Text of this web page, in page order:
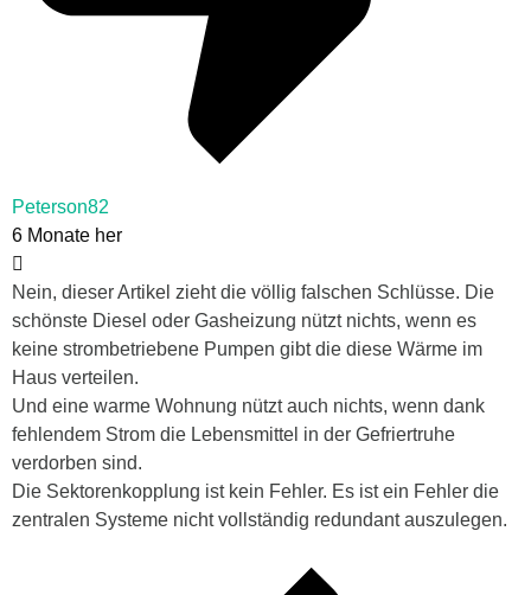
Peterson82
6 Monate her
Nein, dieser Artikel zieht die völlig falschen Schlüsse. Die
schönste Diesel oder Gasheizung nützt nichts, wenn es
keine strombetriebene Pumpen gibt die diese Wärme im
Haus verteilen.
Und eine warme Wohnung nützt auch nichts, wenn dank
fehlendem Strom die Lebensmittel in der Gefriertruhe
verdorben sind.
Die Sektorenkopplung ist kein Fehler. Es ist ein Fehler die
zentralen Systeme nicht vollständig redundant auszulegen.